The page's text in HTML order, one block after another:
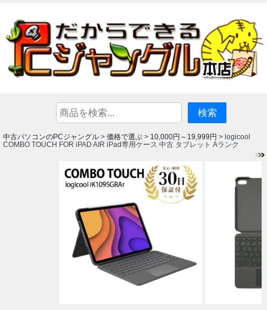
中古パソコンのPCジャングル > 価格で選ぶ > 10,000円～19,999円 > logicool
COMBO TOUCH FOR iPAD AIR iPad専用ケース 中古 タブレット Aランク